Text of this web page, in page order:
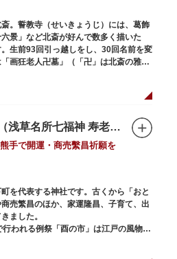
されます。
。誓教寺（せいきょうじ）には、葛飾
景」など北斎が好んで数多く描いた
生前93回引っ越しをし、30回名前を変
画狂老人卍墓」（「卍」は北斎の雅号
います。毎年命日の4月18日には「北
鷲神社（浅草名所七福神 寿老人）
手で開運・商売繫昌祈願を
を代表する神社です。古くから「おと
売繁昌のほか、家運隆昌、子育て、出
ました。
われる例祭「酉の市」は江戸の風物詩
熊手をはじめ八ツ頭芋、お多福の面な
人たちで賑わいます。樋口一葉の代表